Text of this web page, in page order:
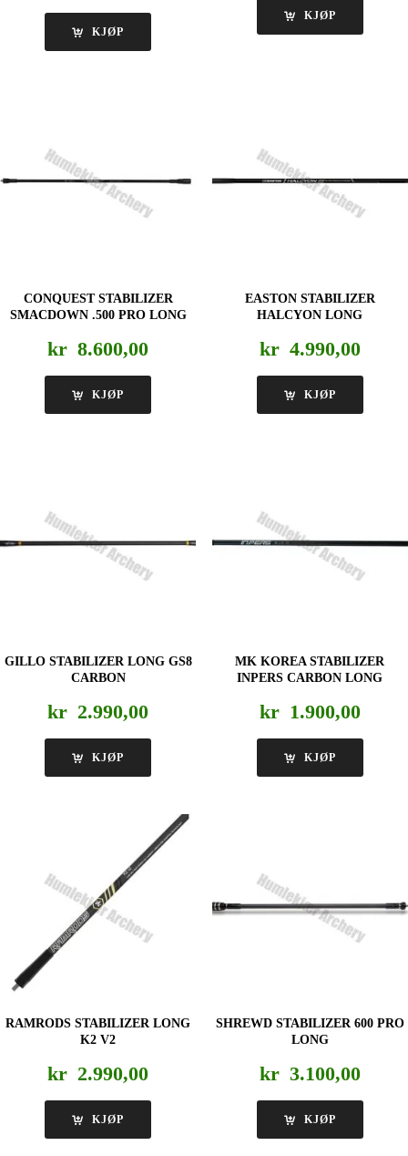
KJØP
KJØP
CONQUEST STABILIZER
SMACDOWN .500 PRO LONG
kr 8.600,00
KJØP
EASTON STABILIZER
HALCYON LONG
kr 4.990,00
KJØP
GILLO STABILIZER LONG GS8
CARBON
kr 2.990,00
KJØP
MK KOREA STABILIZER
INPERS CARBON LONG
kr 1.900,00
KJØP
RAMRODS STABILIZER LONG
K2 V2
kr 2.990,00
KJØP
SHREWD STABILIZER 600 PRO
LONG
kr 3.100,00
KJØP